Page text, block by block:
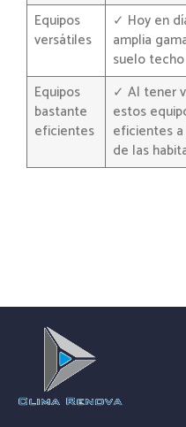
Equipos
versátiles
✓ Hoy en
amplia
suelo
Equipos
bastante
eficientes
✓ Al tener
estos
eficientes
de las